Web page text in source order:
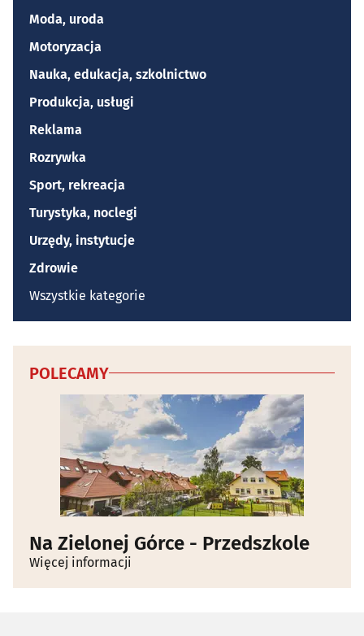
Moda, uroda
Motoryzacja
Nauka, edukacja, szkolnictwo
Produkcja, usługi
Reklama
Rozrywka
Sport, rekreacja
Turystyka, noclegi
Urzędy, instytucje
Zdrowie
Wszystkie kategorie
POLECAMY
Na Zielonej Górce - Przedszkole
Więcej informacji